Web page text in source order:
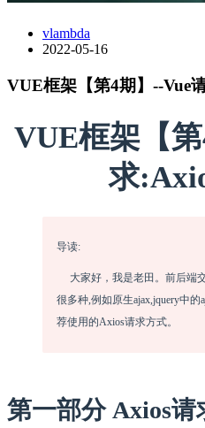
vlambda
2022-05-16
VUE框架【第4期】--Vue
VUE框架【
求
导读:
大家好，我是老田。前后端
很多种,例如原生ajax,jquery中
荐使用的Axios请求方式。
第一部分 Axios请